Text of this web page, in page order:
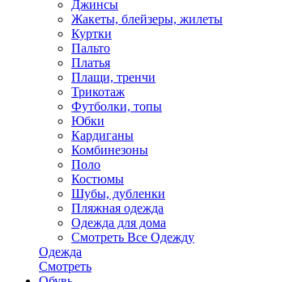
Джинсы
Жакеты, блейзеры, жилеты
Куртки
Пальто
Платья
Плащи, тренчи
Трикотаж
Футболки, топы
Юбки
Кардиганы
Комбинезоны
Поло
Костюмы
Шубы, дубленки
Пляжная одежда
Одежда для дома
Смотреть Все Одежду
Одежда
Смотреть